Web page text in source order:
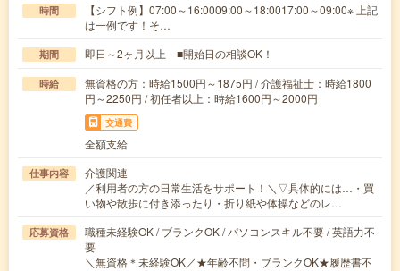
時間
【シフト例】07:00～16:0009:00～18:0017:00～09:00※ 上記
は一例です！そ…
期間 即日～2ヶ月以上 ■開始日の相談OK！
時給
無資格の方：時給1500円～1875円 / 介護福祉士：時給1800
円～2250円 / 初任者以上：時給1600円～2000円
交通費
全額支給
仕事内容
介護関連
／利用者の方の日常生活をサポート！＼▽具体的には…・買
い物や散歩に付き添ったり・折り紙や体操などのレ…
応募資格
職種未経験OK / ブランクOK / パソコンスキル不要 / 英語力不
要
＼無資格＊未経験OK／★年齢不問・ブランクOK★履歴書不